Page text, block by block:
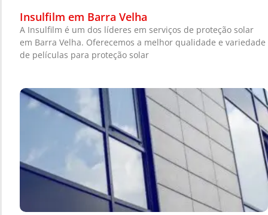
Insulfilm em Barra Velha
A Insulfilm é um dos líderes em serviços de proteção solar
em Barra Velha. Oferecemos a melhor qualidade e variedade
de películas para proteção solar